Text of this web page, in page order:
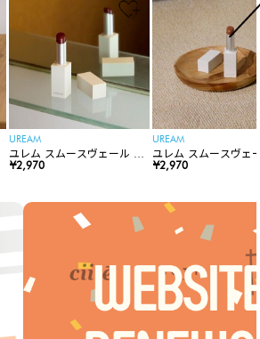
UREAM
ユレム スムースヴェール リ
ップスティック
¥2,970
UREAM
ユレム スムースヴェ
ップスティック
¥2,970